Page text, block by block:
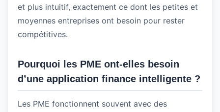
et plus intuitif, exactement ce dont les petites et
moyennes entreprises ont besoin pour rester
compétitives.
Pourquoi les PME ont-elles besoin
d’une application finance intelligente ?
Les PME fonctionnent souvent avec des